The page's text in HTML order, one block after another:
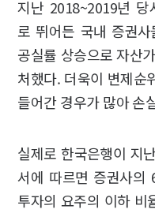
지난 2018~2019년 당
로 뛰어든 국내 증권
공실률 상승으로 자산
처했다. 더욱이 변제순
들어간 경우가 많아 손
실제로 한국은행이 지
서에 따르면 증권사의
투자의 요주의 이하